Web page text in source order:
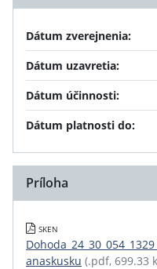
Dátum zverejnenia:
Dátum uzavretia:
Dátum účinnosti:
Dátum platnosti do:
Príloha
SKEN
anaskusku (.pdf, 699.33